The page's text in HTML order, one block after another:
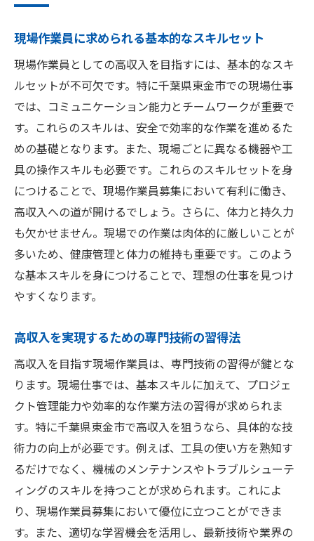
現場作業員に求められる基本的なスキルセット
現場作業員としての高収入を目指すには、基本的なスキ
ルセットが不可欠です。特に千葉県東金市での現場仕事
では、コミュニケーション能力とチームワークが重要で
す。これらのスキルは、安全で効率的な作業を進めるた
めの基礎となります。また、現場ごとに異なる機器や工
具の操作スキルも必要です。これらのスキルセットを身
につけることで、現場作業員募集において有利に働き、
高収入への道が開けるでしょう。さらに、体力と持久力
も欠かせません。現場での作業は肉体的に厳しいことが
多いため、健康管理と体力の維持も重要です。このよう
な基本スキルを身につけることで、理想の仕事を見つけ
やすくなります。
高収入を実現するための専門技術の習得法
高収入を目指す現場作業員は、専門技術の習得が鍵とな
ります。現場仕事では、基本スキルに加えて、プロジェ
クト管理能力や効率的な作業方法の習得が求められま
す。特に千葉県東金市で高収入を狙うなら、具体的な技
術力の向上が必要です。例えば、工具の使い方を熟知す
るだけでなく、機械のメンテナンスやトラブルシューテ
ィングのスキルを持つことが求められます。これによ
り、現場作業員募集において優位に立つことができま
す。また、適切な学習機会を活用し、最新技術や業界の